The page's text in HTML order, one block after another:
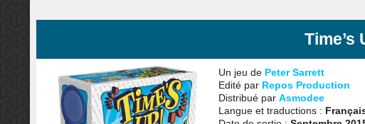
Time’s
Un jeu de Peter Sarrett
Edité par Repos Production
Distribué par Asmodee
Langue et traductions :